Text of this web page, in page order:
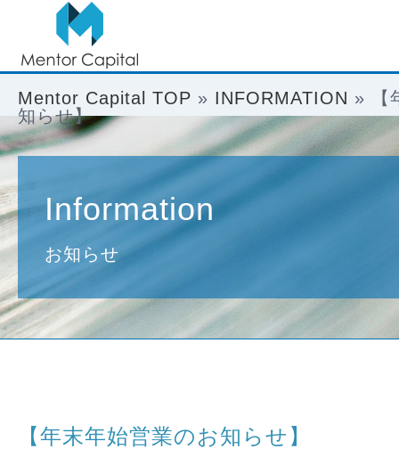
Mentor Capital TOP » INFORMATION »
知らせ】
Information
お知らせ
【年末年始営業のお知らせ】